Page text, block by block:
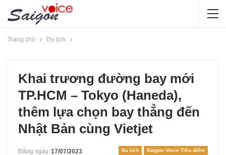
Trang chủ Du lịch
Khai trương đường bay mới
TP.HCM – Tokyo (Haneda),
thêm lựa chọn bay thẳng đến
Nhật Bản cùng Vietjet
Du lịch Saigon Voice Tiêu điểm
Đăng ngày 17/07/2023